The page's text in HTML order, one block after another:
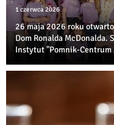
1 czerwca 2026
26 maja 2026 roku
Dom Ronalda McDonalda.
Instytut "Pomnik-Centrum